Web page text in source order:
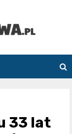
33 lat